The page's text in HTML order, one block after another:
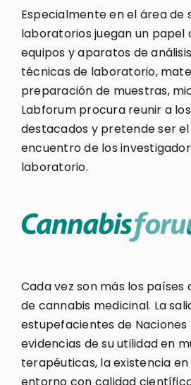
Especialmente en el área de
laboratorios juegan un papel
equipos y aparatos de
técnicas de laboratorio,
preparación de muestras,
Labforum procura reunir a
destacados y pretende ser
encuentro de los
laboratorio.
Cada vez son más los países
de cannabis medicinal. La
estupefacientes de Naciones
evidencias de su utilidad en
terapéuticas, la existencia en